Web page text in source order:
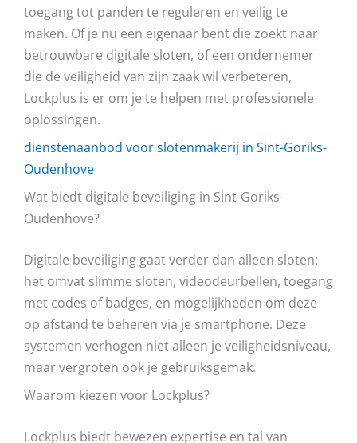
toegang tot panden te reguleren en veilig te
maken. Of je nu een eigenaar bent die zoekt naar
betrouwbare digitale sloten, of een ondernemer
die de veiligheid van zijn zaak wil verbeteren,
Lockplus is er om je te helpen met professionele
oplossingen.
dienstenaanbod voor slotenmakerij in Sint-Goriks-
Oudenhove
Wat biedt digitale beveiliging in Sint-Goriks-
Oudenhove?
Digitale beveiliging gaat verder dan alleen sloten:
het omvat slimme sloten, videodeurbellen, toegang
met codes of badges, en mogelijkheden om deze
op afstand te beheren via je smartphone. Deze
systemen verhogen niet alleen je veiligheidsniveau,
maar vergroten ook je gebruiksgemak.
Waarom kiezen voor Lockplus?
Lockplus biedt bewezen expertise en tal van